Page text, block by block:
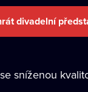
divadelní
sníženou